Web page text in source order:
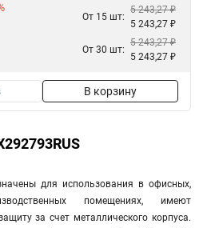
От 15 шт:
5 243,27 ₽
5 243,27 ₽
От 30 шт:
5 243,27 ₽
5 243,27 ₽
В корзину
для использования в офисных,
помещениях, имеют
за счет металлического корпуса.